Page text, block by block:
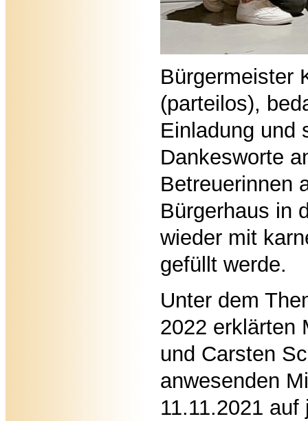
Bürgermeister
(parteilos),
Einladung und
Dankesworte
Betreuerinnen
Bürgerhaus in
wieder mit
gefüllt werde.
Unter dem
2022 erklärten
und Carsten
anwesenden
11.11.2021